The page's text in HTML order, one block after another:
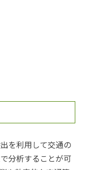
を利用して交通の
分析することが可